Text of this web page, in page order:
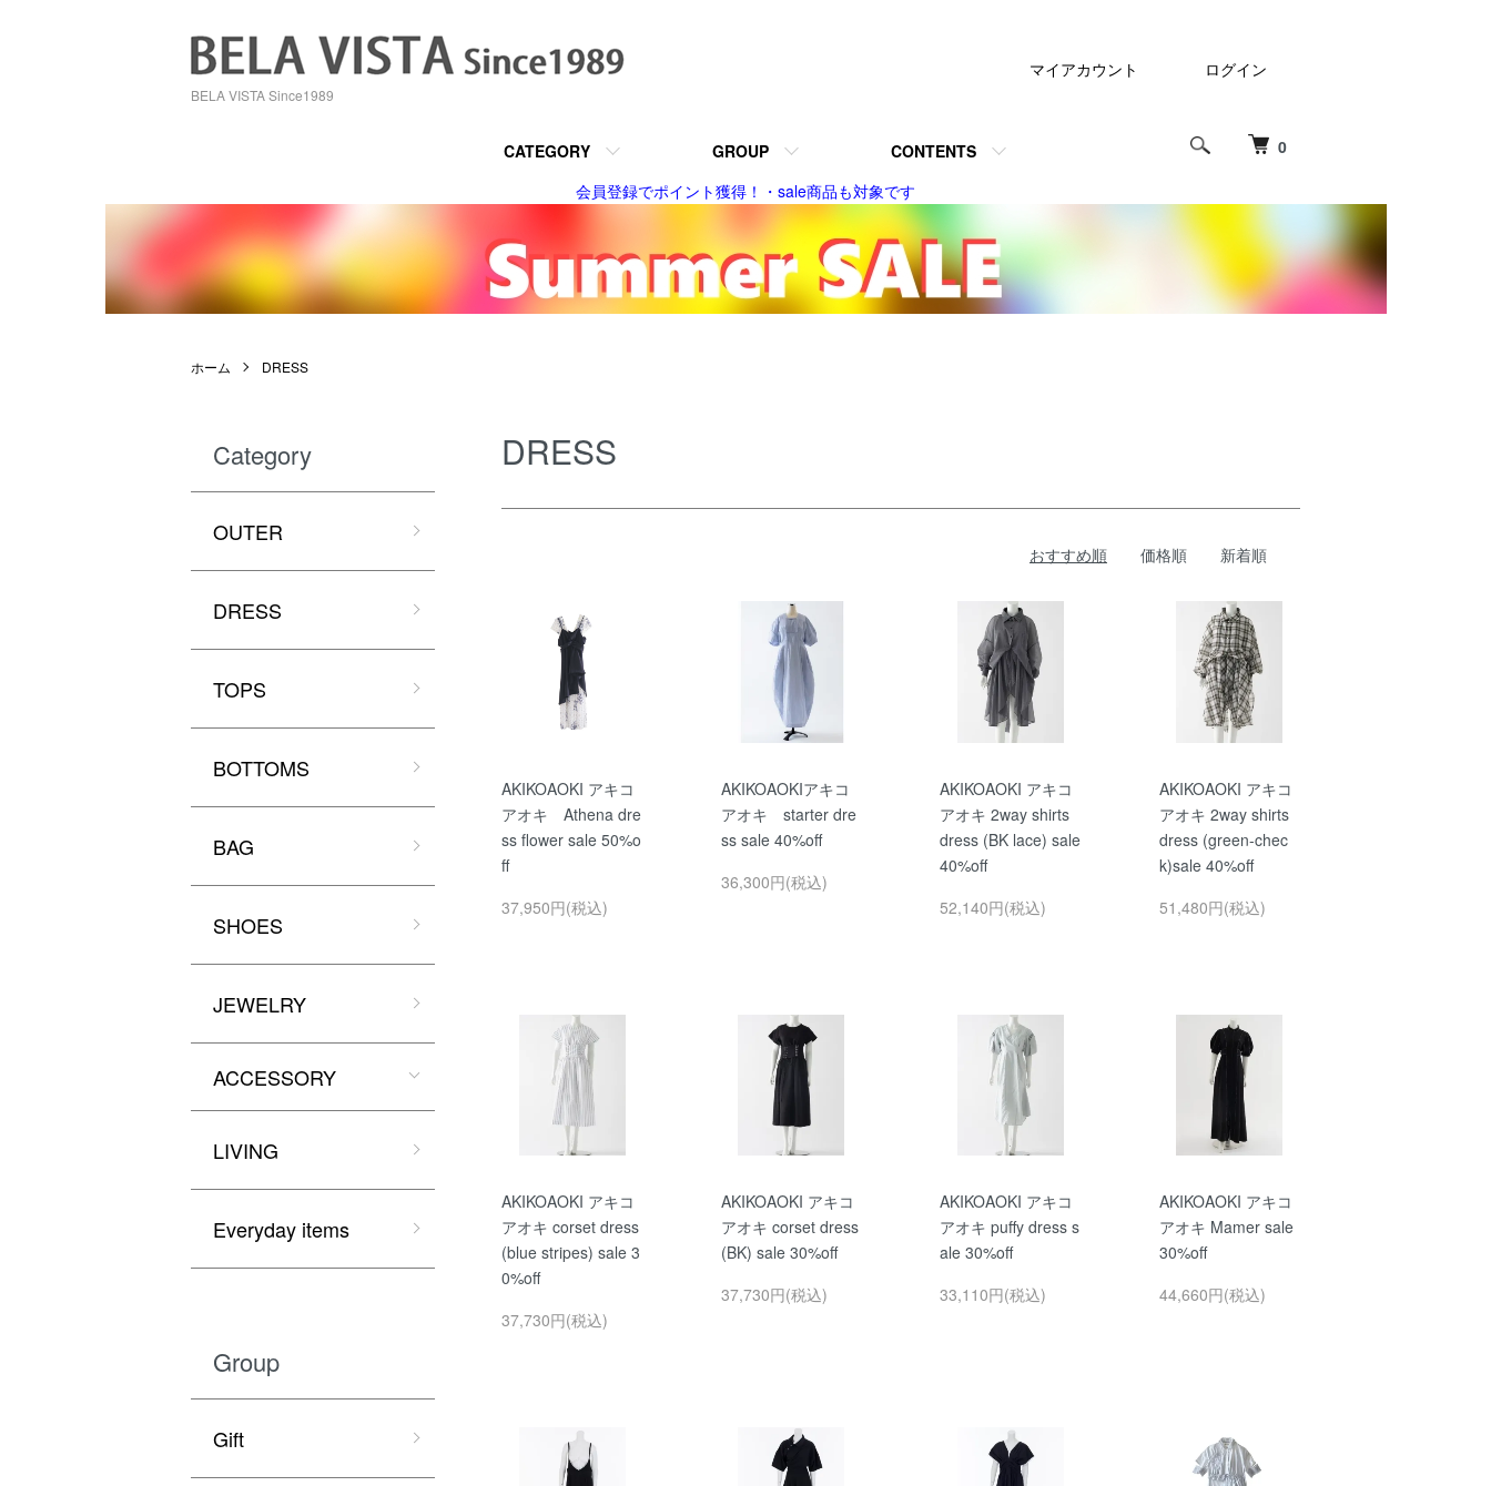
BELA VISTA Since1989
0
CATEGORY GROUP CONTENTS
マイアカウント ログイン
会員登録でポイント獲得！・sale商品も対象です
ホーム DRESS
DRESS
おすすめ順 価格順 新着順
AKIKOAOKI アキコ
アオキ Athena dre
ss flower sale 50%o
ff
37,950円(税込)
AKIKOAOKIアキコ
アオキ starter dre
ss sale 40%off
36,300円(税込)
AKIKOAOKI アキコ
アオキ 2way shirts
dress (BK lace) sale
40%off
52,140円(税込)
AKIKOAOKI アキコ
アオキ 2way shirts
dress (green-chec
k)sale 40%off
51,480円(税込)
AKIKOAOKI アキコ
アオキ corset dress
(blue stripes) sale 3
0%off
37,730円(税込)
AKIKOAOKI アキコ
アオキ corset dress
(BK) sale 30%off
37,730円(税込)
AKIKOAOKI アキコ
アオキ puffy dress s
ale 30%off
33,110円(税込)
AKIKOAOKI アキコ
アオキ Mamer sale
30%off
44,660円(税込)
Category
OUTER
DRESS
TOPS
BOTTOMS
BAG
SHOES
JEWELRY
ACCESSORY
LIVING
Everyday items
Group
Gift